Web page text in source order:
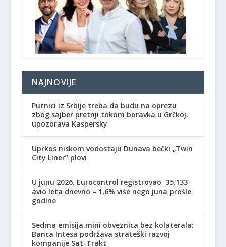
NAJNOVIJE
Putnici iz Srbije treba da budu na oprezu
zbog sajber pretnji tokom boravka u Grčkoj,
upozorava Kaspersky
Uprkos niskom vodostaju Dunava bečki „Twin
City Liner” plovi
U junu 2026. Eurocontrol registrovao 35.133
avio leta dnevno – 1,6% više nego juna prošle
godine
Sedma emisija mini obveznica bez kolaterala:
Banca Intesa podržava strateški razvoj
kompanije Sat-Trakt